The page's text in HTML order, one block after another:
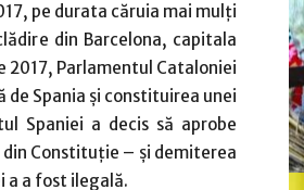
pe durata căruia mai mulţi
din Barcelona, capitala
2017, Parlamentul Cataloniei
Spania şi constituirea unei
Spaniei a decis să aprobe
Constituţie – şi demiterea
a a fost ilegală.